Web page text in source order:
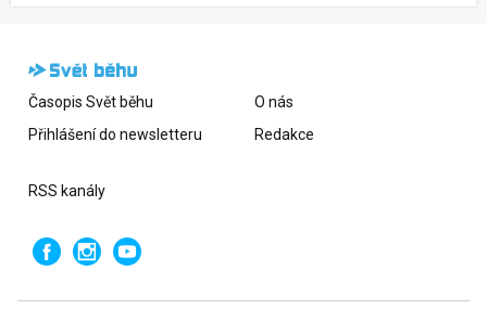
Časopis Svět běhu
Přihlášení do newsletteru
O nás
Redakce
RSS kanály